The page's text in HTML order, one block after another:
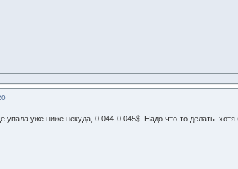
упала уже ниже некуда, 0.044-0.045$. Надо что-то делать.